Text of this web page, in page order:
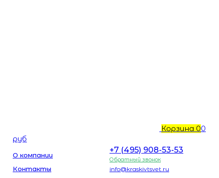
Корзина 00
руб
О компании
Контакты
+7 (495) 908-53-53
Обратный звонок
info@kraskivtsvet.ru